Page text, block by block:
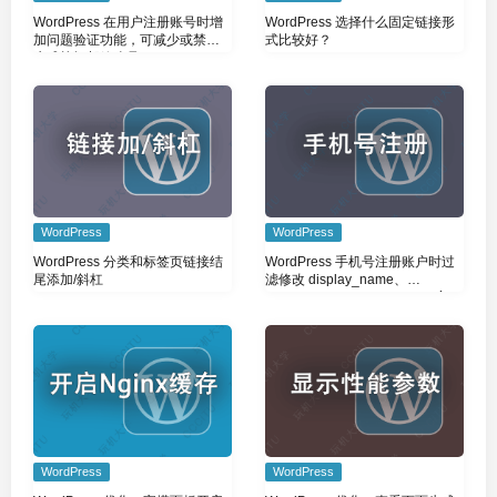
WordPress 在用户注册账号时增
加问题验证功能，可减少或禁止
生成垃圾邮箱账号
WordPress 选择什么固定链接形
式比较好？
WordPress
WordPress 分类和标签页链接结
尾添加/斜杠
WordPress
WordPress 手机号注册账户时过
滤修改 display_name、
WordPress WordPress